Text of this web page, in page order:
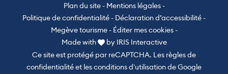
Plan du site - Mentions légales -
Politique de confidentialité - Déclaration d’accessibilité -
Megève tourisme - Éditer mes cookies -
Made with
by IRIS Interactive
Ce site est protégé par reCAPTCHA. Les règles de
confidentialitéet lesconditions d'utilisationde Google